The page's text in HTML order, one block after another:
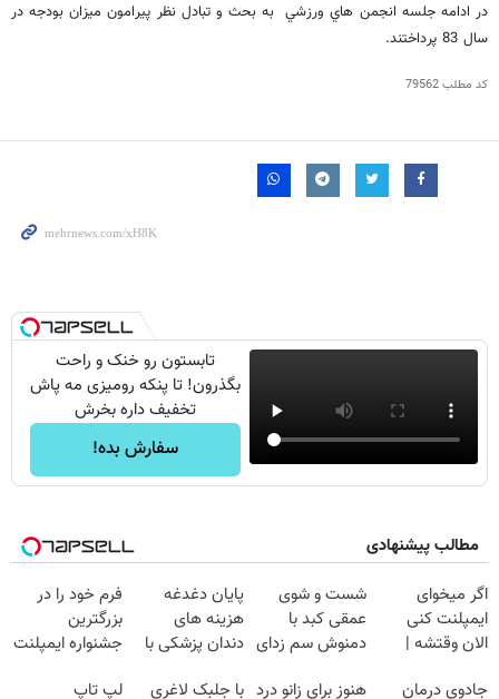
در ادامه جلسه انجمن هاي ورزشي به بحث و تبادل نظر پيرامون ميزان بودجه در
سال 83 پرداختند.
کد مطلب79562
تابستون رو خنک و راحت
بگذرون! تا پنکه رومیزی مه پاش
تخفیف داره بخرش
سفارش بده!
مطالب پیشنهادی
اگر میخوای
ایمپلنت کنی
الان وقتشه |
میلیون تومان!!!
شست و شوی
عمقی کبد با
دمنوش سم زدای
پایان دغدغه
هزینه های
دندان پزشکی با
خانگی
فرم خود را در
بزرگترین
جشنواره ایمپلنت
فقط ۲۵ میلیون
جادوی درمان
هنوز برای زانو درد با جلبک لاغری
لپ تاپ